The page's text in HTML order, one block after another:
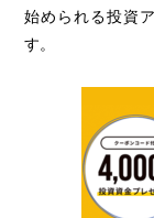
始められる投資
す。